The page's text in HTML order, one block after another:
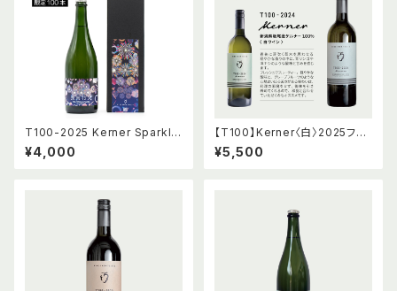
T100-2025 Kerner Sparklin
g 長岡花火 Edition
¥4,000
【T100】Kerner〈白〉2025フル
ボトル & 2024ハーフボトル 飲
み比べセット
¥5,500